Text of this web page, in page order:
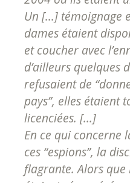
Un [...] témoignage
dames étaient
et coucher avec
d’ailleurs quelques
refusaient de
pays”, elles étaient
licenciées. [...]
En ce qui concerne
ces “espions”, la
flagrante. Alors que